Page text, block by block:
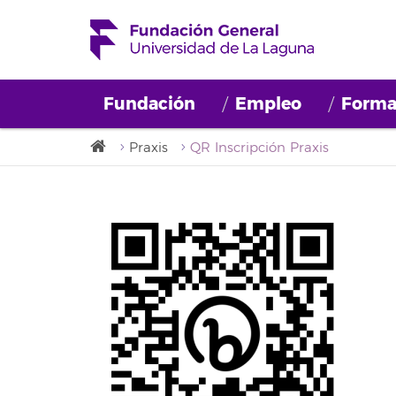
Fundación Empleo
Praxis QR Inscripción Praxis